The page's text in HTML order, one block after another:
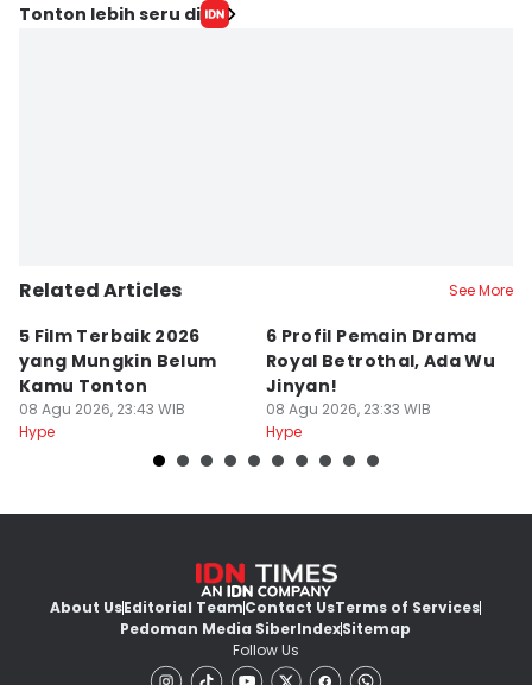
Tonton lebih seru di
Related Articles See More
5 Film Terbaik 2026
yang Mungkin Belum
Kamu Tonton
08 Agu 2026, 23:43 WIB
Hype
6 Profil Pemain Drama
Royal Betrothal, Ada Wu
Jinyan!
08 Agu 2026, 23:33 WIB
Hype
About UsEditorial TeamContact UsTerms of Services
Pedoman Media SiberIndexSitemap
Follow Us